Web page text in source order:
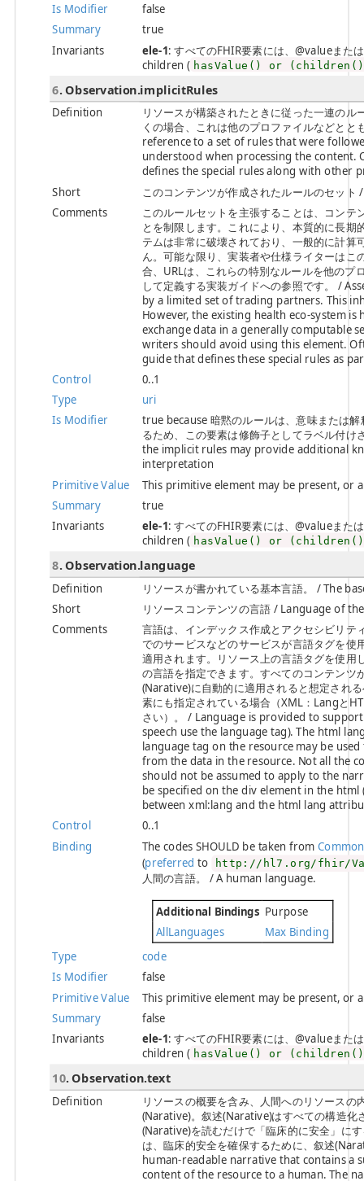
Is Modifier
false
Summary
true
Invariants
ele-1: すべてのFHIR要素には、@valueま
children ( hasValue() or
6. Observation.implicitRules
Definition
リソースが構築されたときに従った一連の
くの場合、これは他のプロファイルなどと
reference to a set of rules that were
understood when processing the content.
defines the special rules along with other
Short
このコンテンツが作成されたルールのセッ
Comments
このルールセットを主張することは、コン
とを制限します。これにより、本質的に長
テムは非常に破壊されており、一般的に計
ん。可能な限り、実装者や仕様ライターは
合、URLは、これらの特別なルールを他の
して定義する実装ガイドへの参照です。 /
by a limited set of trading partners. This
However, the existing health eco-system
exchange data in a generally computable
writers should avoid using this element.
guide that defines these special rules as
Control
0..1
Type
uri
Is Modifier
true because 暗黙のルールは、意味または
るため、この要素は修飾子としてラベル付
the implicit rules may provide additional
interpretation
Primitive Value
This primitive element may be present, or
Summary
true
Invariants
ele-1: すべてのFHIR要素には、@valueま
children ( hasValue() or
8. Observation.language
Definition
リソースが書かれている基本言語。 / The
Short
リソースコンテンツの言語 / Language of
Comments
言語は、インデックス作成とアクセシビリ
でのサービスなどのサービスが言語タグを
適用されます。リソース上の言語タグを使
の言語を指定できます。すべてのコンテン
(Narative)に自動的に適用されると想定され
素にも指定されている場合（XML：Langと
さい）。 / Language is provided to
speech use the language tag). The html
language tag on the resource may be
from the data in the resource. Not all the
should not be assumed to apply to the
be specified on the div element in the
between xml:lang and the html lang
Control
0..1
Binding
The codes SHOULD be taken from
(preferred to http://hl7.org/fhir/
人間の言語。 / A human language.
Additional Bindings Purpose
AllLanguages
Max Binding
Type
code
Is Modifier
false
Primitive Value
This primitive element may be present, or
Summary
false
Invariants
ele-1: すべてのFHIR要素には、@valueま
children ( hasValue() or
10. Observation.text
Definition
リソースの概要を含み、人間へのリソース
(Narative)。叙述(Narative)はすべての構造化
(Narative)を読むだけで「臨床的に安全」に
は、臨床的安全を確保するために、叙述
human-readable narrative that contains a
content of the resource to a human. The